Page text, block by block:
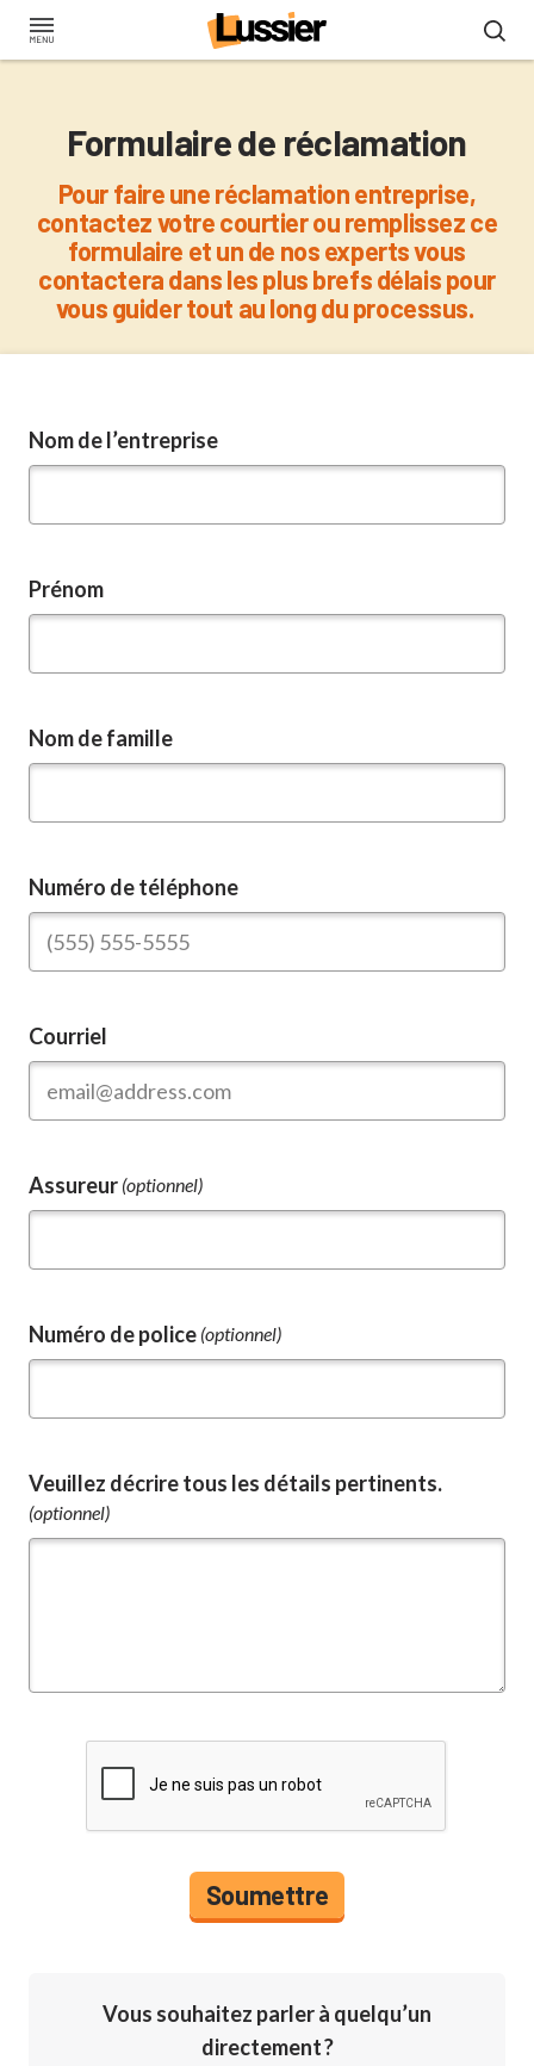
Aller
Formulaire de réclamation
Pour faire une réclamation entreprise,
contactez votre courtier ou remplissez ce
formulaire et un de nos experts vous
contactera dans les plus brefs délais pour
vous guider tout au long du processus.
Nom de l’entreprise
Prénom
Nom de famille
Numéro de téléphone
Courriel
Assureur (optionnel)
Numéro de police (optionnel)
Veuillez décrire tous les détails pertinents.
(optionnel)
Vous souhaitez parler à quelqu’un
directement ?